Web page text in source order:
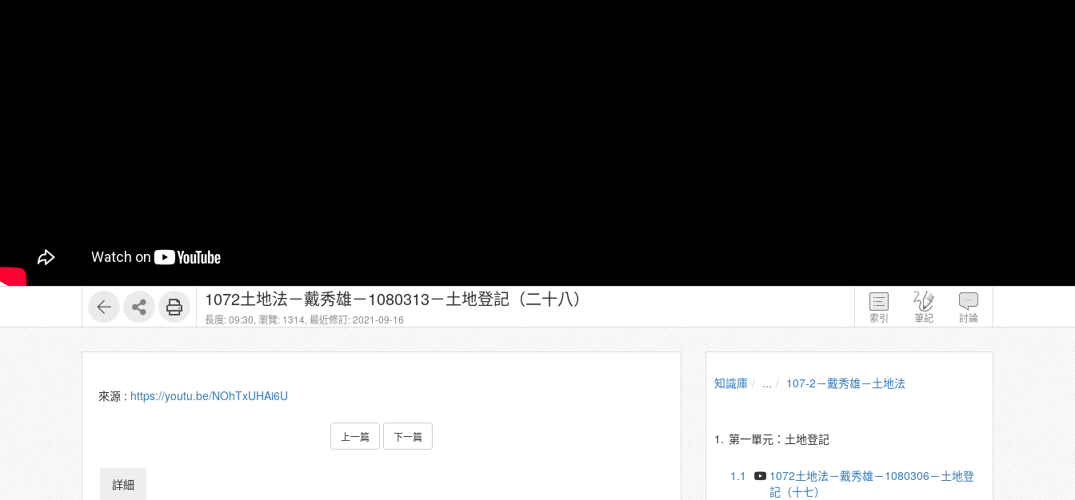
索引 筆記 討論
1072土地法－戴秀雄－1080313－土地登記（二十八）
長度: 09:30, 瀏覽: 1314, 最近修訂: 2021-09-16
來源 : https://youtu.be/NOhTxUHAi6U
上一篇 下一篇
詳細
知識庫 ... 107-2－戴秀雄－土地法
1. 第一單元：土地登記
1.1
1072土地法－戴秀雄－1080306－土地登
記（十七）